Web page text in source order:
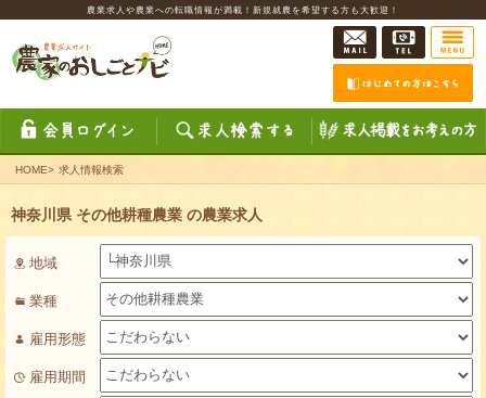
農業求人や農業への転職情報が満載！新規就農を希望する方も大歓迎！
HOME> 求人情報検索
神奈川県 その他耕種農業 の農業求人
地域
業種
雇用形態
雇用期間